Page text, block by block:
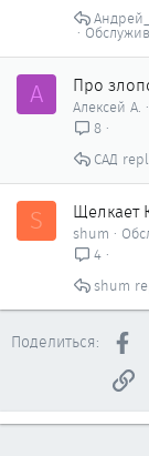
А Про
Алексей А.
8
САД
S Щелкает
shum
4
shum
Поделиться: